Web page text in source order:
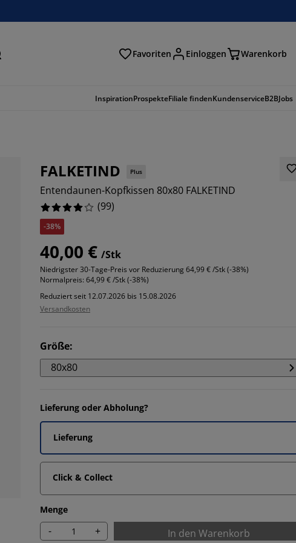
Favoriten Einloggen Warenkorb
InspirationProspekteFiliale findenKundenserviceB2BJobs
FALKETIND Plus
Entendaunen-Kopfkissen 80x80 FALKETIND
(99)
-38%
40,00 € /Stk
Niedrigster 30-Tage-Preis vor Reduzierung64,99 € /Stk (-38%)
Normalpreis: 64,99 € /Stk (-38%)
Reduziert seit 12.07.2026 bis 15.08.2026
Versandkosten
Größe:
80x80
Lieferung oder Abholung?
Lieferung
Click & Collect
Menge
- + In den Warenkorb